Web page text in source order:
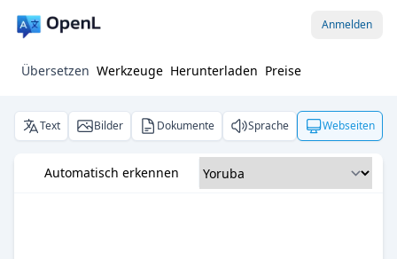
Anmelden
Übersetzen Werkzeuge Herunterladen Preise
Text Bilder Dokumente Sprache Webseiten
Automatisch erkennen